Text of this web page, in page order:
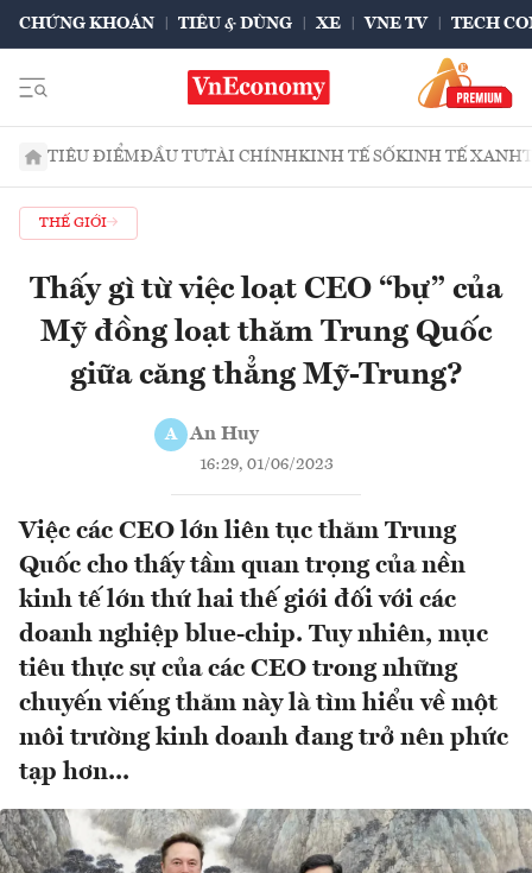
CHỨNG KHOÁN TIÊU & DÙNG XE VNE TV TECH
TIÊU ĐIỂMĐẦU TƯTÀI CHÍNHKINH TẾ SỐKINH TẾ XANH
THẾ GIỚI
Thấy gì từ việc loạt CEO “bự” của
Mỹ đồng loạt thăm Trung Quốc
giữa căng thẳng Mỹ-Trung?
A An Huy
16:29, 01/06/2023
Việc các CEO lớn liên tục thăm Trung
Quốc cho thấy tầm quan trọng của nền
kinh tế lớn thứ hai thế giới đối với các
doanh nghiệp blue-chip. Tuy nhiên, mục
tiêu thực sự của các CEO trong những
chuyến viếng thăm này là tìm hiểu về một
môi trường kinh doanh đang trở nên phức
tạp hơn...